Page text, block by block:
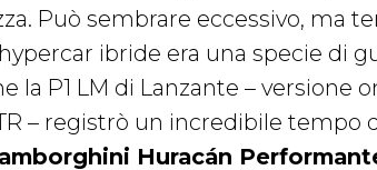
Può sembrare eccessivo, ma
ibride era una specie di
la P1 LM di Lanzante – versione
– registrò un incredibile tempo di
Huracán